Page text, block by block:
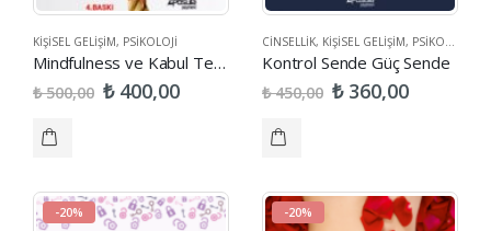
KIŞISEL GELIŞIM, PSIKOLOJI
Mindfulness ve Kabul Temelli Psikoterapi
₺500,00 ₺400,00
CINSELLIK, KIŞISEL GELIŞIM, PSIKOLOJI
Kontrol Sende Güç Sende
₺450,00 ₺360,00
-20% -20%